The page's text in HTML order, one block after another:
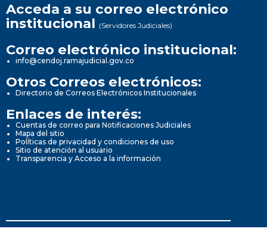
Acceda a su correo electrónico
institucional (Servidores Judiciales)
Correo electrónico institucional:
info@cendoj.ramajudicial.gov.co
Otros Correos electrónicos:
Directorio de Correos Electrónicos Institucionales
Enlaces de interés:
Cuentas de correo para Notificaciones Judiciales
Mapa del sitio
Políticas de privacidad y condiciones de uso
Sitio de atención al usuario
Transparencia y Acceso a la información